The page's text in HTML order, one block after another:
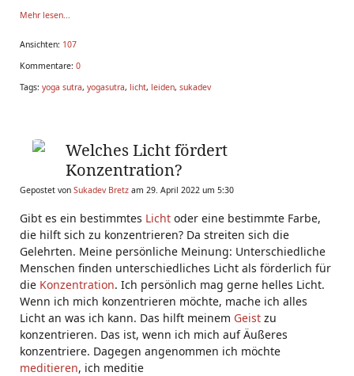
Mehr lesen...
Ansichten: 107
Kommentare: 0
Tags: yoga sutra, yogasutra, licht, leiden, sukadev
Welches Licht fördert
Konzentration?
Gepostet von Sukadev Bretz am 29. April 2022 um 5:30
Gibt es ein bestimmtes Licht oder eine bestimmte Farbe,
die hilft sich zu konzentrieren? Da streiten sich die
Gelehrten. Meine persönliche Meinung: Unterschiedliche
Menschen finden unterschiedliches Licht als förderlich für
die Konzentration. Ich persönlich mag gerne helles Licht.
Wenn ich mich konzentrieren möchte, mache ich alles
Licht an was ich kann. Das hilft meinem Geist zu
konzentrieren. Das ist, wenn ich mich auf Äußeres
konzentriere. Dagegen angenommen ich möchte
meditieren, ich meditie